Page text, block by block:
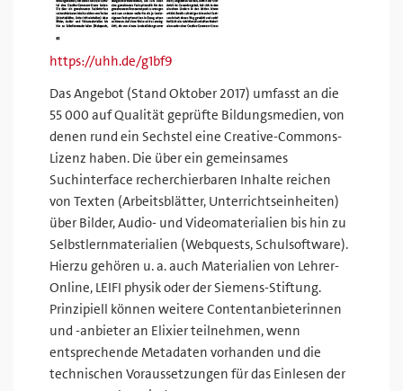
https://uhh.de/g1bf9
Das Angebot (Stand Oktober 2017) umfasst an die
55 000 auf Qualität geprüfte Bildungsmedien, von
denen rund ein Sechstel eine Creative-Commons-
Lizenz haben. Die über ein gemeinsames
Suchinterface recherchierbaren Inhalte reichen
von Texten (Arbeitsblätter, Unterrichtseinheiten)
über Bilder, Audio- und Videomaterialien bis hin zu
Selbstlernmaterialien (Webquests, Schulsoftware).
Hierzu gehören u. a. auch Materialien von Lehrer-
Online, LEIFI physik oder der Siemens-Stiftung.
Prinzipiell können weitere Contentanbieterinnen
und -anbieter an Elixier teilnehmen, wenn
entsprechende Metadaten vorhanden und die
technischen Voraussetzungen für das Einlesen der